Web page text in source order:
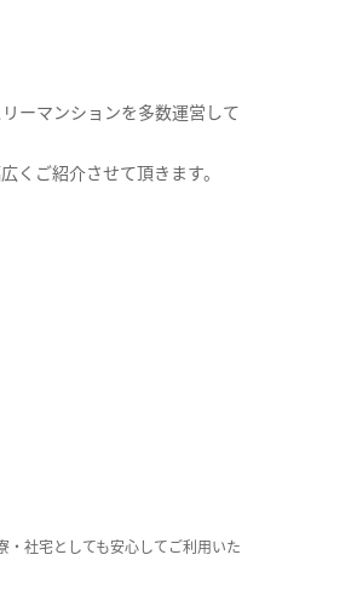
ーマンションを多数運営して
くご紹介させて頂きます。
社宅としても安心してご利用いた